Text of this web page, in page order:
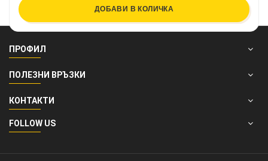
ДОБАВИ В КОЛИЧКА
ПРОФИЛ
ПОЛЕЗНИ ВРЪЗКИ
КОНТАКТИ
FOLLOW US